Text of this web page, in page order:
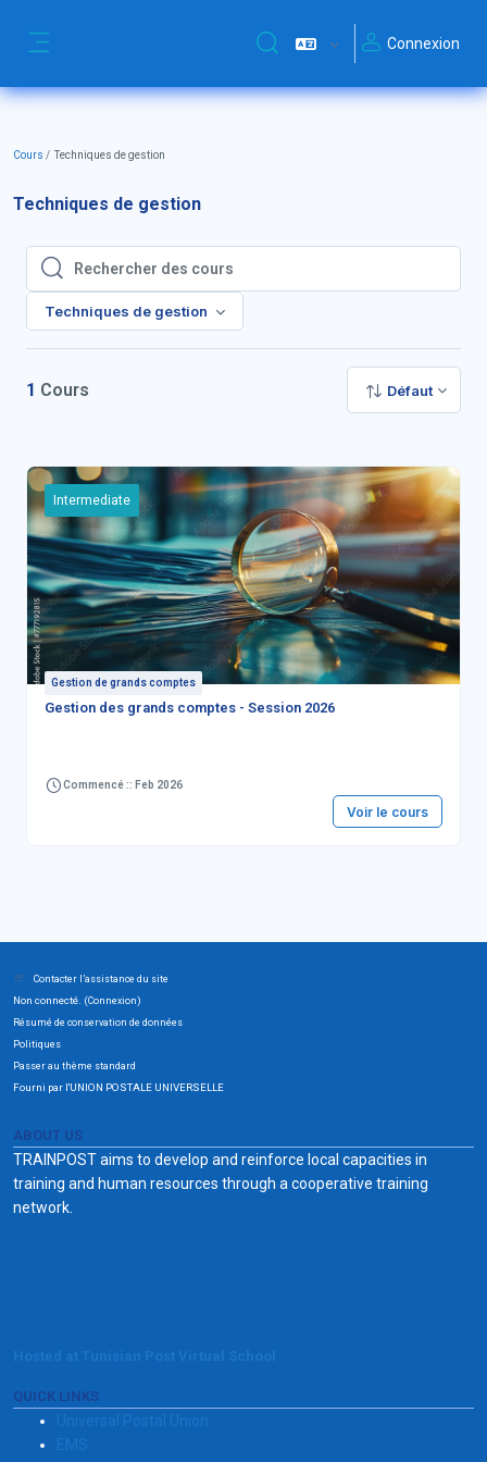
Activer/désactiver la saisie de
Connexion
Cours Techniques de gestion
Techniques de gestion
Rechercher des cours
Rechercher des cours
Techniques de gestion
1 Cours Défaut
Intermediate
Gestion de grands comptes
Gestion des grands comptes - Session 2026
Commencé :: Feb 2026
Voir le cours
Contacter l’assistance du site
Non connecté. (Connexion)
Résumé de conservation de données
Politiques
Passer au thème standard
Fourni par l'UNION POSTALE UNIVERSELLE
ABOUT US
TRAINPOST aims to develop and reinforce local capacities in
training and human resources through a cooperative training
network.
QUICK LINKS